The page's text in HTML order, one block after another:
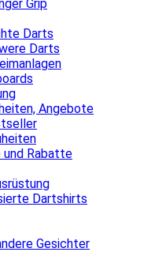
Grip
Darts
Darts
Angebote
Rabatte
Dartshirts
Gesichter